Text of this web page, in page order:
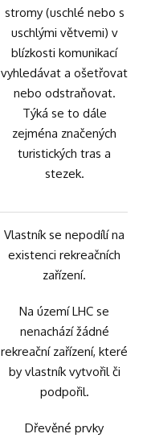
stromy (uschlé nebo s
uschlými větvemi) v
blízkosti komunikací
vyhledávat a ošetřovat
nebo odstraňovat.
Týká se to dále
zejména značených
turistických tras a
stezek.
Vlastník se nepodílí na
existenci rekreačních
zařízení.
Na území LHC se
nenachází žádné
rekreační zařízení, které
by vlastník vytvořil či
podpořil.
Dřevěné prvky